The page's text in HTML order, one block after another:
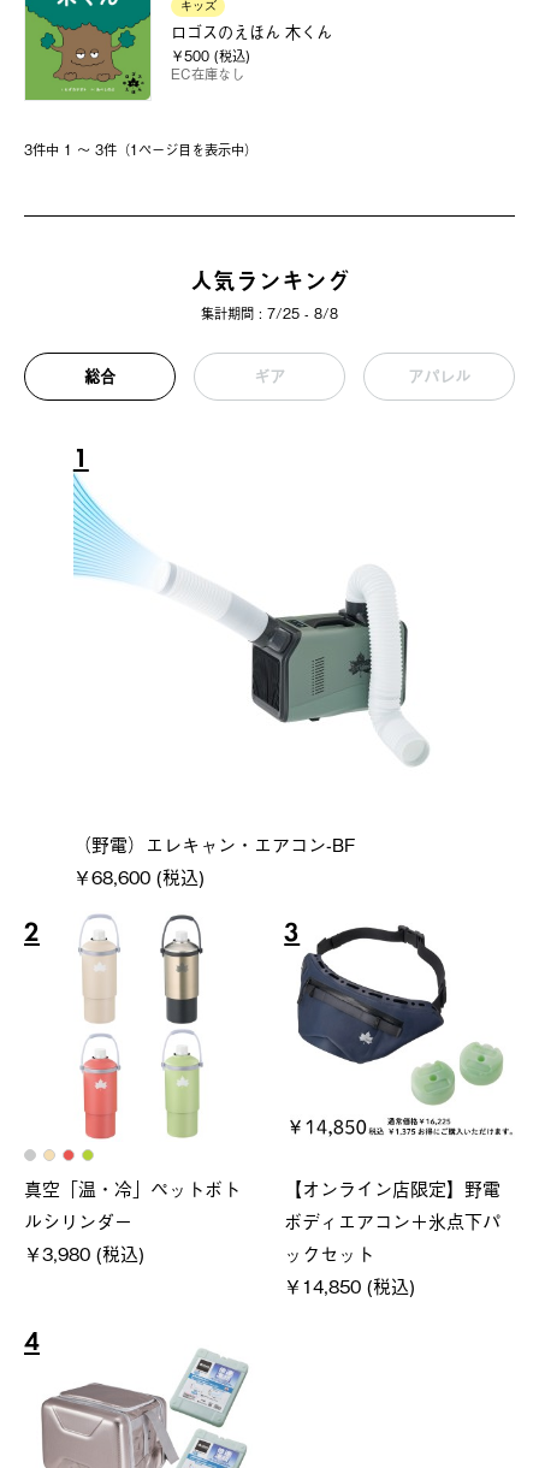
キッズ
ロゴスのえほん 木くん
￥500 (税込)
EC在庫なし
3件中 1 〜 3件（1ページ⽬を表⽰中）
人気ランキング
集計期間 : 7/25 - 8/8
総合 ギア アパレル
1
（野電）エレキャン・エアコン-BF
￥68,600 (税込)
2
真空「温・冷」ペットボト
ルシリンダー
￥3,980 (税込)
3
【オンライン店限定】野電
ボディエアコン＋氷点下パ
ックセット
￥14,850 (税込)
4